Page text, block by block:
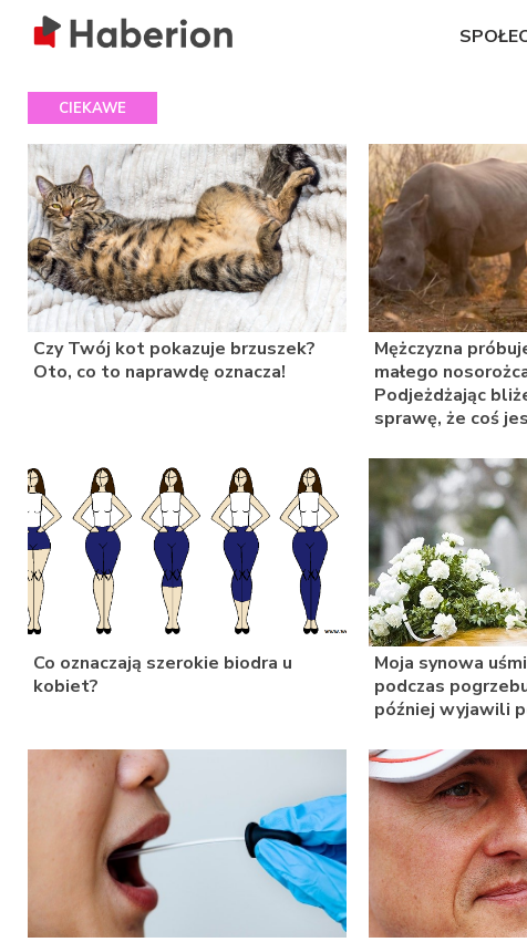
CIEKAWE
Czy Twój kot pokazuje brzuszek?
Oto, co to naprawdę oznacza!
Mężczyzna
małego
Podjeżdżając
sprawę, że coś
Co oznaczają szerokie biodra u
kobiet?
Moja synowa
podczas
później wyjawili